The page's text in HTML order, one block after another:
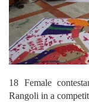
18 Female
Rangoli in a